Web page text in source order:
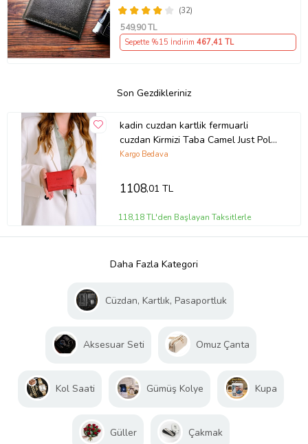
(32)
549,90 TL
Sepette %15 İndirim 467,41 TL
Son Gezdikleriniz
kadin cuzdan kartlik fermuarli
cuzdan Kirmizi Taba Camel Just Polo
1002-00
Kargo Bedava
1108,01 TL
118,18 TL'den Başlayan Taksitlerle
Daha Fazla Kategori
Cüzdan, Kartlık, Pasaportluk
Aksesuar Seti Omuz Çanta
Kol Saati Gümüş Kolye Kupa
Güller Çakmak